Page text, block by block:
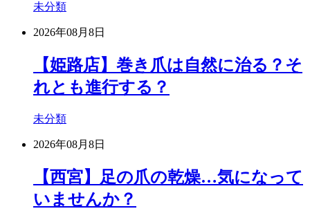
未分類
2026年08月8日
【姫路店】巻き爪は自然に治る？そ
れとも進行する？
未分類
2026年08月8日
【西宮】足の爪の乾燥…気になって
いませんか？